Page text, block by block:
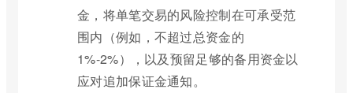
金，将单笔交易的风险控制在可承受范
围内（例如，不超过总资金的
1%-2%），以及预留足够的备用资金以
应对追加保证金通知。